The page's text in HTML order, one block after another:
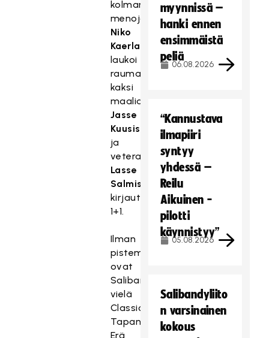
kolmannessa
menojaan.
Niko
Kaerla
laukoi
raumalaisille
kaksi
maalia
Jasse
Kuusiston
ja
veteraani
Lasse
Salmisen
kirjauttaessa
1+1.
Ilman
pistemenetyksiä
ovat
Salibandyliigassa
vielä
Classic,
Tapanilan
Erä
myynnissä –
hanki ennen
ensimmäistä
peliä
06.08.2026
“Kannustava
ilmapiiri
syntyy
yhdessä –
Reilu
Aikuinen -
pilotti
käynnistyy”
05.08.2026
Salibandyliito
n varsinainen
kokous